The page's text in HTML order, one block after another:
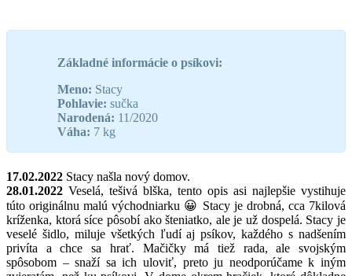
Základné informácie o psíkovi:
Meno: Stacy
Pohlavie: sučka
Narodená: 11/2020
Váha: 7 kg
17.02.2022 Stacy našla nový domov.
28.01.2022 Veselá, tešivá blška, tento opis asi najlepšie vystihuje
túto originálnu malú východniarku 😀 Stacy je drobná, cca 7kilová
kríženka, ktorá síce pôsobí ako šteniatko, ale je už dospelá. Stacy je
veselé šidlo, miluje všetkých ľudí aj psíkov, každého s nadšením
privíta a chce sa hrať. Mačičky má tiež rada, ale svojským
spôsobom – snaží sa ich uloviť, preto ju neodporúčame k iným